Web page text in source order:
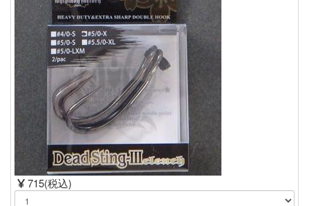
715(税込)